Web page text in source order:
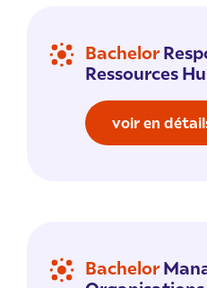
Bachelor
Ressources
voir en
Bachelor